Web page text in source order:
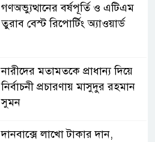
গণঅভ্যুত্থানের বর্ষপূর্তি ও এটিএম
তুরাব বেস্ট রিপোর্টিং অ্যাওয়ার্ড
নারীদের মতামতকে প্রাধান্য দিয়ে
নির্বাচনী প্রচারণায় মাসুদুর রহমান
সুমন
দানবাক্সে লাখো টাকার দান,